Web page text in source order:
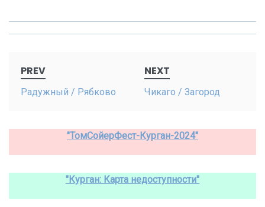
navigation
PREV
Радужный / Рябково
NEXT
Чикаго / Загород
"ТомСойерФест-Курган-2024"
"Курган: Карта недоступности"